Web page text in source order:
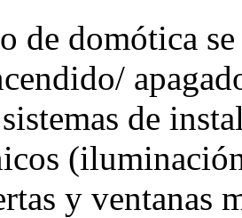
de domótica
de
y ventanas